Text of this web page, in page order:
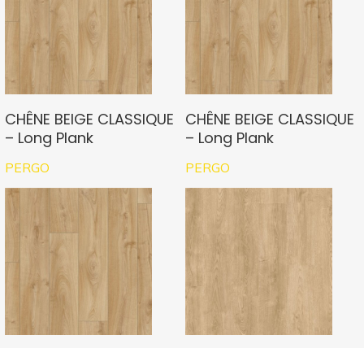
CHÊNE BEIGE CLASSIQUE
– Long Plank
PERGO
CHÊNE BEIGE CLASSIQUE
– Long Plank
PERGO